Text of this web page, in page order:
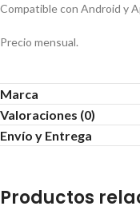
Compatible con Android y
Precio mensual.
Marca
Valoraciones (0)
Envío y Entrega
Productos